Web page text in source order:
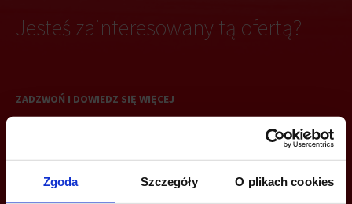
Zgoda Szczegóły O plikach cookies
Jesteś zainteresowany tą ofertą?
ZADZWOŃ I DOWIEDZ SIĘ WIĘCEJ